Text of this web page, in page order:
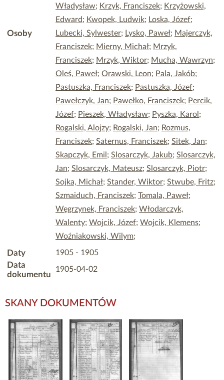
Osoby
Władysław; Krzyk, Franciszek; Krzyżowski,
Edward; Kwopek, Ludwik; Loska, Józef;
Lubecki, Sylwester; Lysko, Paweł; Majerczyk,
Franciszek; Mierny, Michał; Mrzyk,
Franciszek; Mrzyk, Wiktor; Mucha, Wawrzyn;
Oleś, Paweł; Orawski, Leon; Pala, Jakób;
Pastuszka, Franciszek; Pastuszka, Józef;
Pawełczyk, Jan; Pawełko, Franciszek; Percik,
Józef; Pieszek, Władysław; Pyszka, Karol ;
Rogalski, Alojzy; Rogalski, Jan; Rozmus,
Franciszek; Saternus, Franciszek; Sitek, Jan;
Skapczyk, Emil ; Slosarczyk, Jakub; Slosarczyk,
Jan; Slosarczyk, Mateusz; Slosarczyk, Piotr;
Sojka, Michał; Stander, Wiktor; Stwube, Fritz;
Szmaiduch, Franciszek; Tomala, Paweł;
Węgrzynek, Franciszek; Włodarczyk,
Walenty; Wojcik, Józef; Wojcik, Klemens;
Woźniakowski, Wilym;
Daty 1905 - 1905
Data
dokumentu
1905-04-02
SKANY DOKUMENTÓW